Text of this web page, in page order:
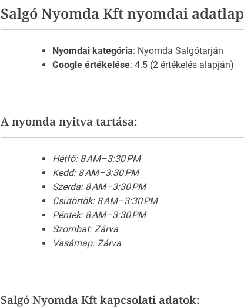
Salgó Nyomda Kft nyomdai adatlap
Nyomdai kategória: Nyomda Salgótarján
Google értékelése: 4.5 (2 értékelés alapján)
A nyomda nyitva tartása:
Hétfő: 8 AM–3:30 PM
Kedd: 8 AM–3:30 PM
Szerda: 8 AM–3:30 PM
Csütörtök: 8 AM–3:30 PM
Péntek: 8 AM–3:30 PM
Szombat: Zárva
Vasárnap: Zárva
Salgó Nyomda Kft kapcsolati adatok: